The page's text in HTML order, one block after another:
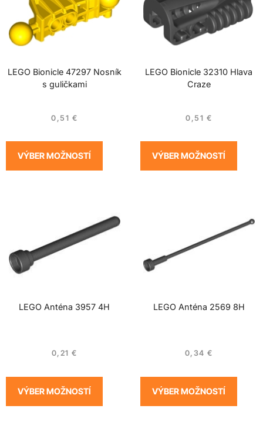
LEGO Bionicle 47297 Nosník
s guličkami
0,51 €
VÝBER MOŽNOSTÍ
LEGO Bionicle 32310 Hlava
Craze
0,51 €
VÝBER MOŽNOSTÍ
LEGO Anténa 3957 4H
0,21 €
VÝBER MOŽNOSTÍ
LEGO Anténa 2569 8H
0,34 €
VÝBER MOŽNOSTÍ